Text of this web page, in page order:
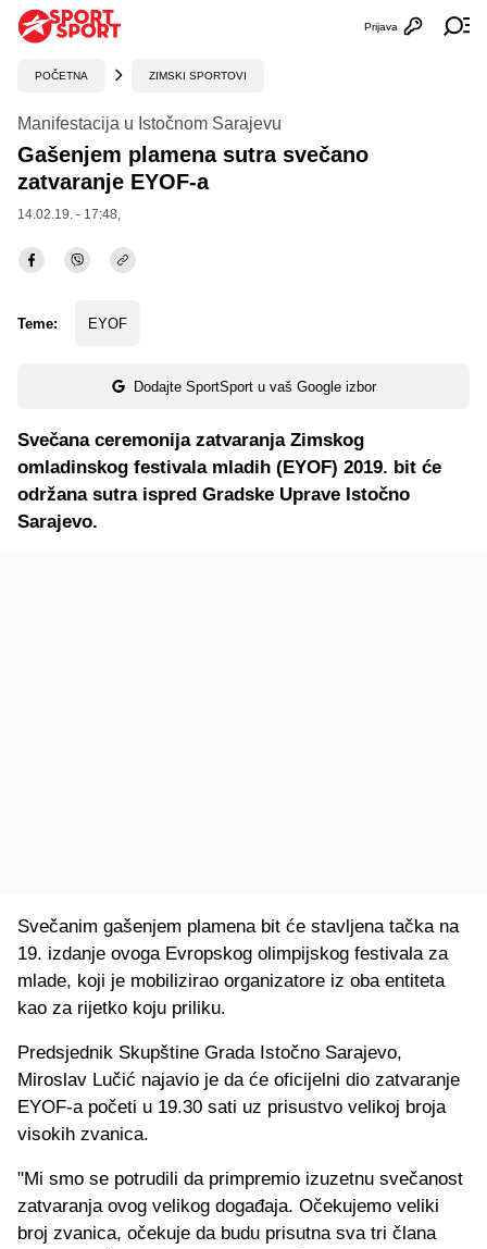
Otvori
Prijava
POČETNA ZIMSKI SPORTOVI
Manifestacija u Istočnom Sarajevu
Gašenjem plamena sutra svečano
zatvaranje EYOF-a
14.02.19. - 17:48,
Teme: EYOF
Dodajte SportSport u vaš Google izbor
Svečana ceremonija zatvaranja Zimskog
omladinskog festivala mladih (EYOF) 2019. bit će
održana sutra ispred Gradske Uprave Istočno
Sarajevo.
Svečanim gašenjem plamena bit će stavljena tačka na
19. izdanje ovoga Evropskog olimpijskog festivala za
mlade, koji je mobilizirao organizatore iz oba entiteta
kao za rijetko koju priliku.
Predsjednik Skupštine Grada Istočno Sarajevo,
Miroslav Lučić najavio je da će oficijelni dio zatvaranje
EYOF-a početi u 19.30 sati uz prisustvo velikoj broja
visokih zvanica.
"Mi smo se potrudili da primpremio izuzetnu svečanost
zatvaranja ovog velikog događaja. Očekujemo veliki
broj zvanica, očekuje da budu prisutna sva tri člana